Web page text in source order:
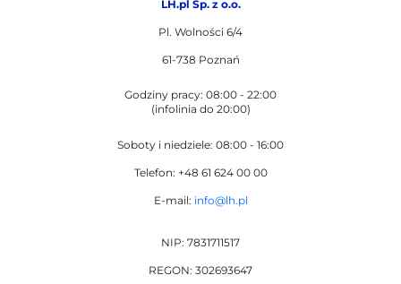
LH.pl Sp. z o.o.
Pl. Wolności 6/4
61-738 Poznań
Godziny pracy: 08:00 - 22:00
(infolinia do 20:00)
Soboty i niedziele: 08:00 - 16:00
Telefon: +48 61 624 00 00
E-mail: info@lh.pl
NIP: 7831711517
REGON: 302693647